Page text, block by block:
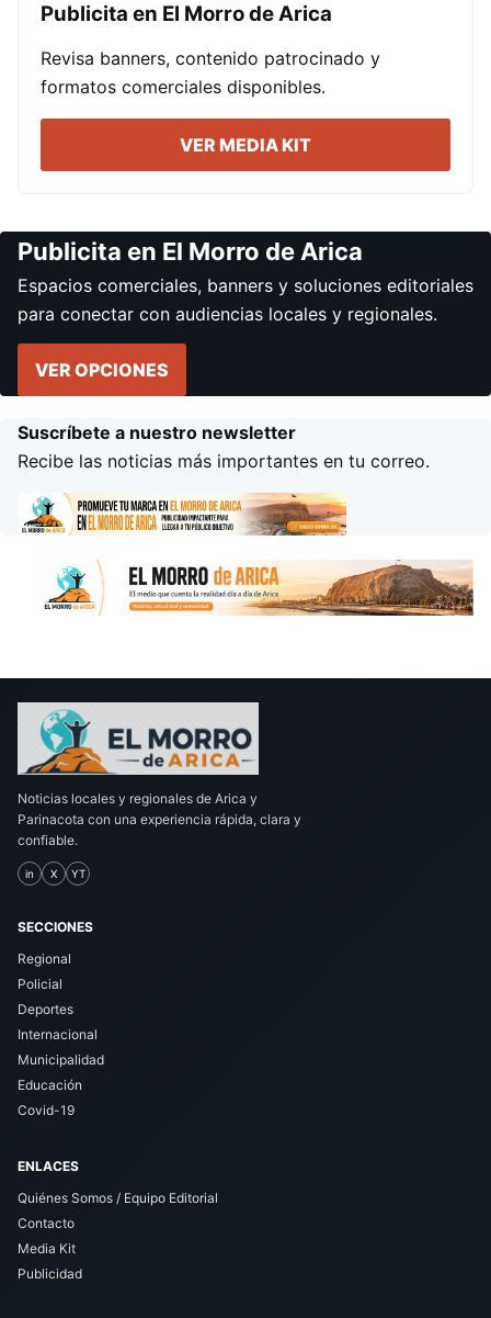
Publicita en El Morro de Arica
Revisa banners, contenido patrocinado y
formatos comerciales disponibles.
VER MEDIA KIT
Publicita en El Morro de Arica
Espacios comerciales, banners y soluciones editoriales
para conectar con audiencias locales y regionales.
VER OPCIONES
Suscríbete a nuestro newsletter
Recibe las noticias más importantes en tu correo.
Noticias locales y regionales de Arica y
Parinacota con una experiencia rápida, clara y
confiable.
in X YT
SECCIONES
Regional
Policial
Deportes
Internacional
Municipalidad
Educación
Covid-19
ENLACES
Quiénes Somos / Equipo Editorial
Contacto
Media Kit
Publicidad